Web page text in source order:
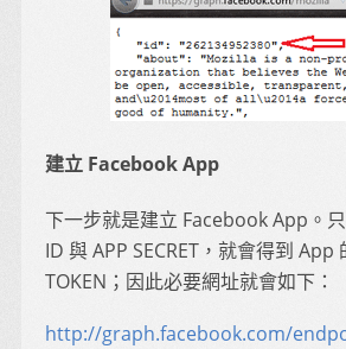
建立 Facebook App
下一步就是建立 Facebook App。
ID 與 APP SECRET，就會得到 App
TOKEN；因此必要網址就會如下：
http://graph.facebook.com/